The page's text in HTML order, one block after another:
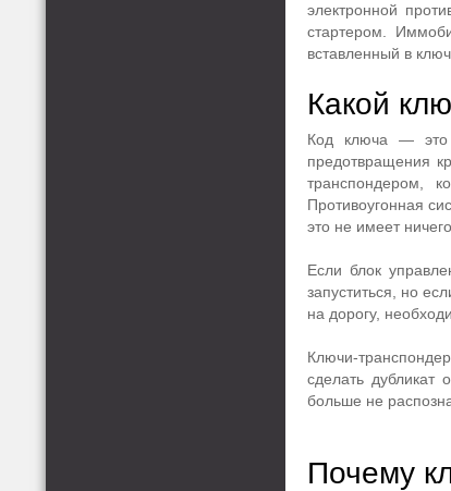
электронной
стартером.
вставленный в
Какой
Код ключа — это
предотвращения
транспондером,
Противоугонная
это не имеет
Если блок
запуститься, но
на дорогу,
Ключи-
сделать дубликат
больше не
Почему